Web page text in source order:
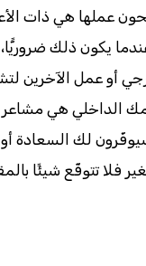
عملها هي ذات
يكون ذلك
أو عمل الآخرين
الداخلي هي مشاعر
سيوفّرون لك
فلا تتوقّع شيئًا